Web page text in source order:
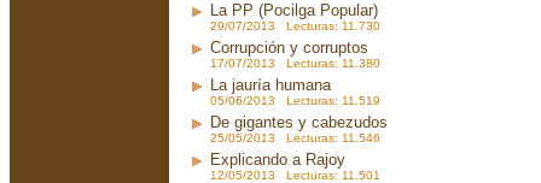
La PP (Pocilga Popular)
29/07/2013 Lecturas: 11.730
Corrupción y corruptos
17/07/2013 Lecturas: 11.380
La jauría humana
05/06/2013 Lecturas: 11.519
De gigantes y cabezudos
25/05/2013 Lecturas: 11.546
Explicando a Rajoy
12/05/2013 Lecturas: 11.501